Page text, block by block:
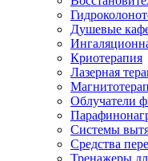
Душевые
Криотерапия
Лазерная
Облучатели
Системы
Средства